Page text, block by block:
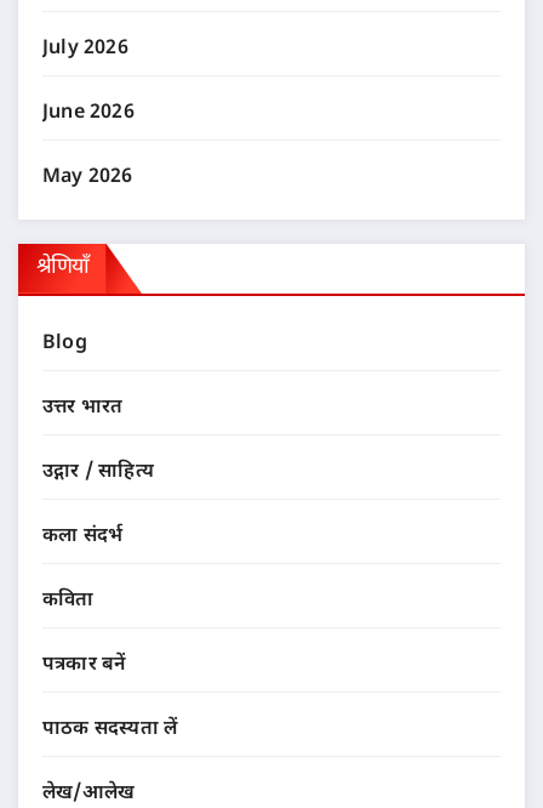
July 2026
June 2026
May 2026
श्रेणियाँ
Blog
उत्तर भारत
उद्गार / साहित्य
कला संदर्भ
कविता
पत्रकार बनें
पाठक सदस्यता लें
लेख/आलेख